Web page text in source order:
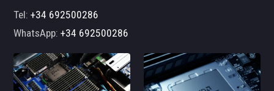
Tel:+34 692500286
WhatsApp:+34 692500286